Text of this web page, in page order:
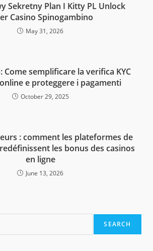
Sekretny Plan I Kitty PL Unlock
Casino Spinogambino
May 31, 2026
Come semplificare la verifica KYC
e proteggere i pagamenti
October 29, 2025
: comment les plateformes de
les bonus des casinos
en ligne
June 13, 2026
SEARCH